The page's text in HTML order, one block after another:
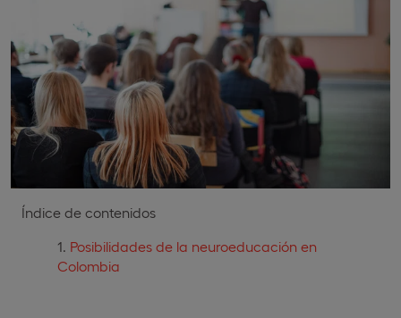
Índice de contenidos
Posibilidades de la neuroeducación en
Colombia